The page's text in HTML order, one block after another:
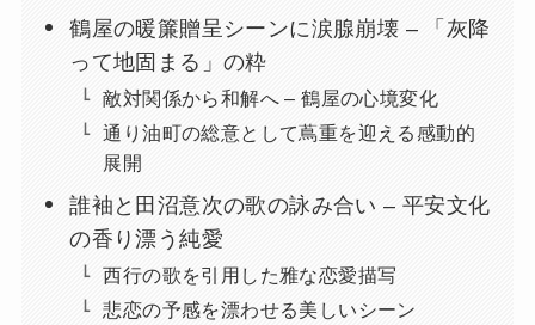
鶴屋の暖簾贈呈シーンに涙腺崩壊 – 「灰降
って地固まる」の粋
敵対関係から和解へ – 鶴屋の心境変化
通り油町の総意として蔦重を迎える感動的
展開
誰袖と田沼意次の歌の詠み合い – 平安文化
の香り漂う純愛
西行の歌を引用した雅な恋愛描写
悲恋の予感を漂わせる美しいシーン